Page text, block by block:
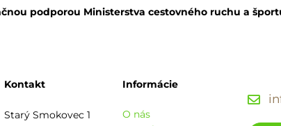
podporou Ministerstva cestovného ruchu a
Kontakt
Starý Smokovec 1
Informácie
O nás